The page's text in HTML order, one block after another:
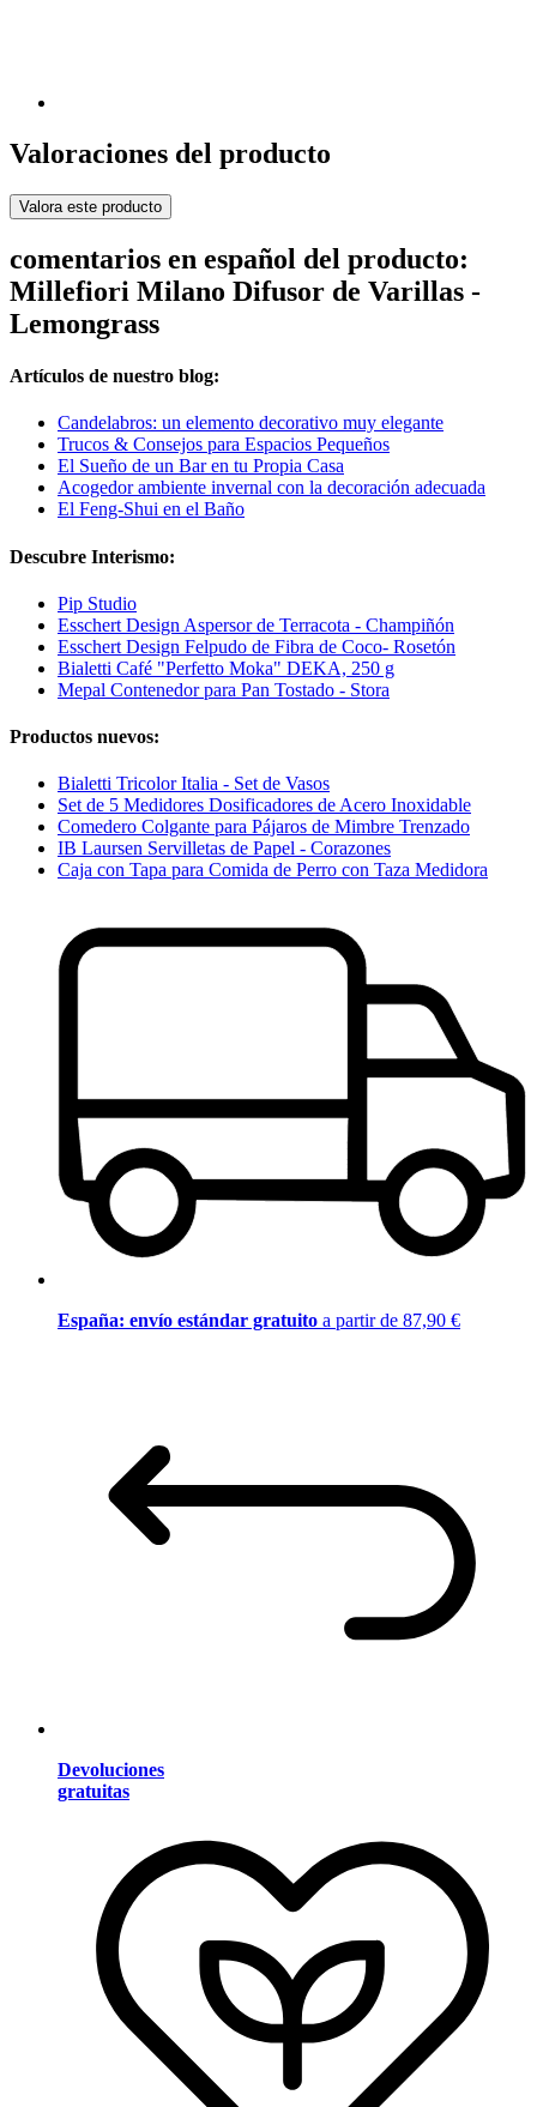
Valoraciones del producto
Valora este producto
comentarios en español del producto:
Millefiori Milano Difusor de Varillas -
Lemongrass
Artículos de nuestro blog:
Candelabros: un elemento decorativo muy elegante
Trucos & Consejos para Espacios Pequeños
El Sueño de un Bar en tu Propia Casa
Acogedor ambiente invernal con la decoración adecuada
El Feng-Shui en el Baño
Descubre Interismo:
Pip Studio
Esschert Design Aspersor de Terracota - Champiñón
Esschert Design Felpudo de Fibra de Coco- Rosetón
Bialetti Café "Perfetto Moka" DEKA, 250 g
Mepal Contenedor para Pan Tostado - Stora
Productos nuevos:
Bialetti Tricolor Italia - Set de Vasos
Set de 5 Medidores Dosificadores de Acero Inoxidable
Comedero Colgante para Pájaros de Mimbre Trenzado
IB Laursen Servilletas de Papel - Corazones
Caja con Tapa para Comida de Perro con Taza Medidora
España: envío estándar gratuito a partir de 87,90 €
Devoluciones
gratuitas